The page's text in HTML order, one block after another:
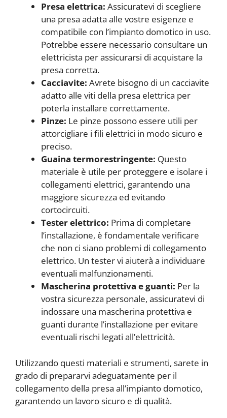
Presa elettrica: Assicuratevi di scegliere
una presa adatta alle vostre esigenze e
compatibile con l’impianto domotico in uso.
Potrebbe essere necessario consultare un
elettricista per assicurarsi di acquistare la
presa corretta.
Cacciavite: Avrete bisogno di un cacciavite
adatto alle viti della presa elettrica per
poterla installare correttamente.
Pinze: Le pinze possono essere utili per
attorcigliare i fili elettrici in modo sicuro e
preciso.
Guaina termorestringente: Questo
materiale è utile per proteggere e isolare i
collegamenti elettrici, garantendo una
maggiore sicurezza ed evitando
cortocircuiti.
Tester elettrico: Prima di completare
l’installazione, è fondamentale verificare
che non ci siano problemi di collegamento
elettrico. Un tester vi aiuterà a individuare
eventuali malfunzionamenti.
Mascherina protettiva e guanti: Per la
vostra sicurezza personale, assicuratevi di
indossare una mascherina protettiva e
guanti durante l’installazione per evitare
eventuali rischi legati all’elettricità.
Utilizzando questi materiali e strumenti, sarete in
grado di prepararvi adeguatamente per il
collegamento della presa all’impianto domotico,
garantendo un lavoro sicuro e di qualità.